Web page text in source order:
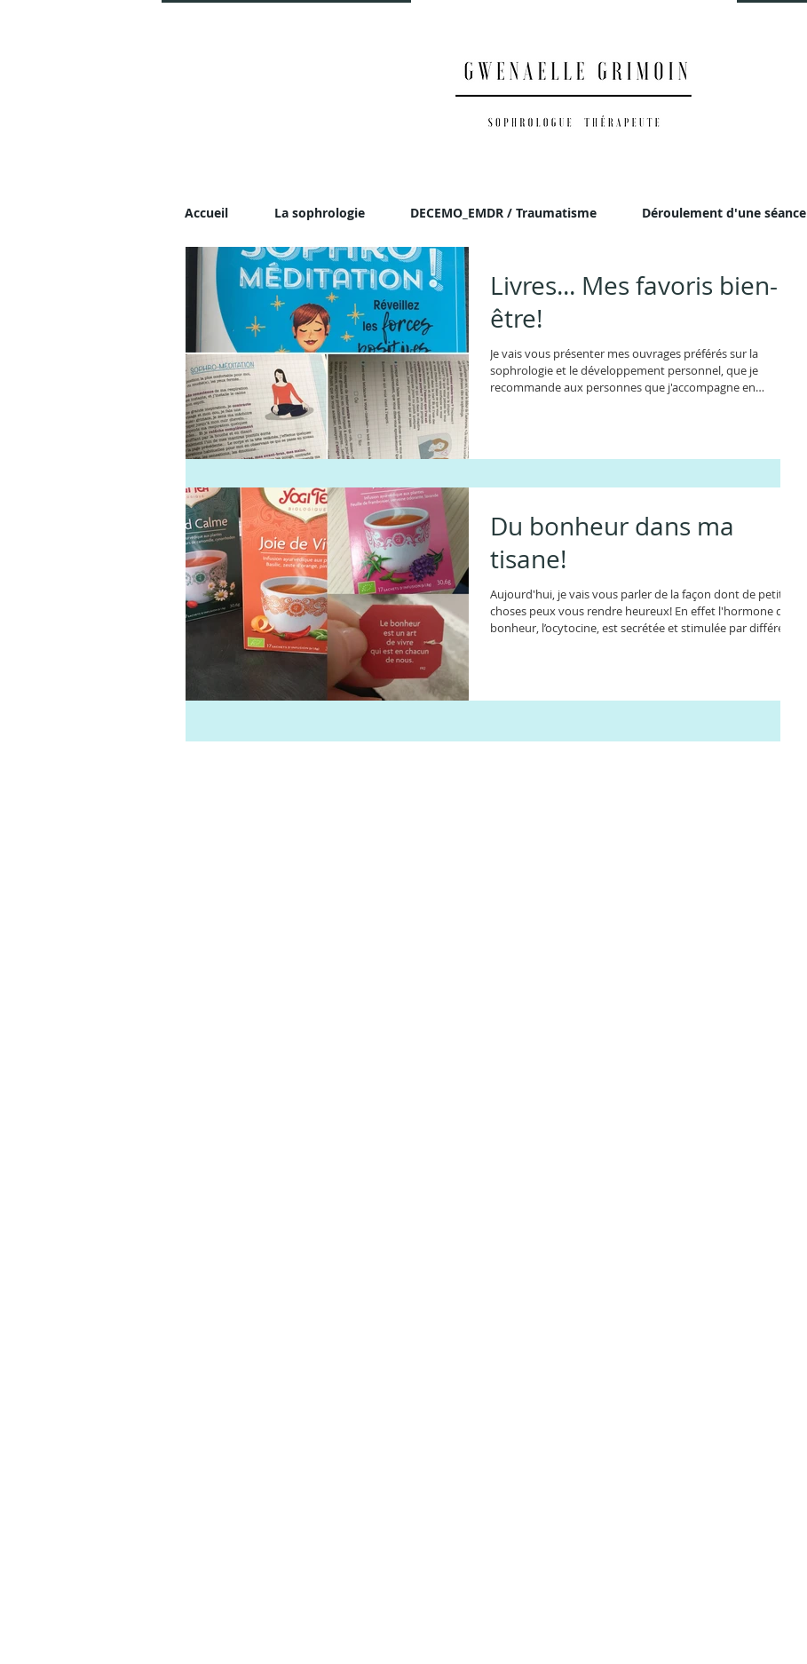
Accueil La sophrologie DECEMO_EMDR / Traumatisme Déroulement d'une séance
Livres... Mes favoris bien-
être!
Je vais vous présenter mes ouvrages préférés sur la
sophrologie et le développement personnel, que je
recommande aux personnes que j'accompagne en
comporte quatre livrets, chacun sur une problém
Du bonheur dans ma
tisane!
Aujourd'hui, je vais vous parler de la façon dont de petites
choses peux vous rendre heureux! En effet l'hormone du
bonheur, l’ocytocine, est secrétée et stimulée par différents